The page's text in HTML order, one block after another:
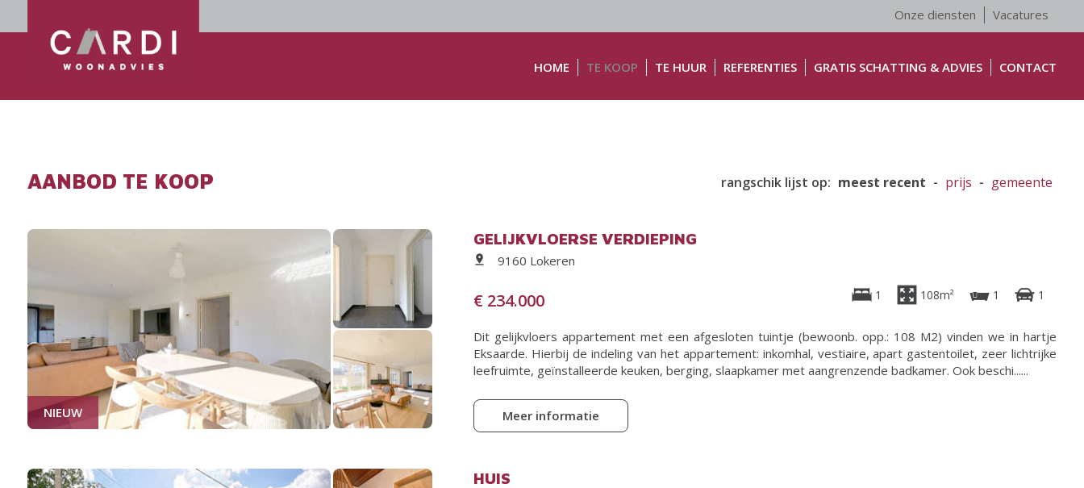
Onze diensten Vacatures
HOME TE KOOP TE HUUR REFERENTIES GRATIS SCHATTING & ADVIES CONTACT
AANBOD TE KOOP rangschik lijst op: meest recent - prijs - gemeente
NIEUW
GELIJKVLOERSE VERDIEPING
9160 Lokeren
€ 234.000 1 108m² 1 1
Dit gelijkvloers appartement met een afgesloten tuintje (bewoonb. opp.: 108 M2) vinden we in hartje
Eksaarde. Hierbij de indeling van het appartement: inkomhal, vestiaire, apart gastentoilet, zeer lichtrijke
leefruimte, geïnstalleerde keuken, berging, slaapkamer met aangrenzende badkamer. Ook beschi......
Meer informatie
HUIS